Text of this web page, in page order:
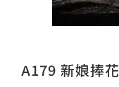
A179 新娘捧